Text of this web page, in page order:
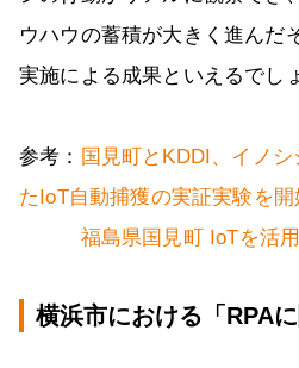
ウハウの蓄積が大きく進んだ
実施による成果といえるでし
参考： 国見町とKDDI、イノ
たIoT自動捕獲の実証実験を開
福島県国見町 IoTを活
横浜市における「RPA